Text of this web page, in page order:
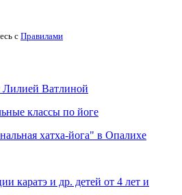
с Правилами
Лилией Ватлиной
классы по йоге
хатха-йога" в Опалихе
каратэ и др. детей от 4 лет и